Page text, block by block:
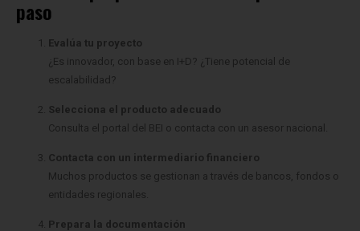
paso
Evalúa tu proyecto
¿Es innovador, con base en I+D? ¿Tiene potencial de
escalabilidad?
Selecciona el producto adecuado
Consulta el portal del BEI o contacta con un asesor nacional.
Contacta con un intermediario financiero
Muchos productos se gestionan a través de bancos, fondos o
entidades regionales.
Prepara la documentación